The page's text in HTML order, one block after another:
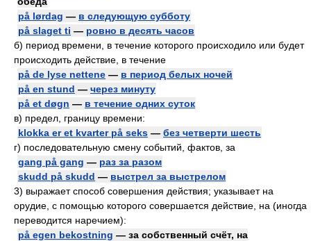
på lørdag — в следующую субботу
på slaget ti — ровно в десять часов
б) период времени, в течение которого происходило или будет
происходить действие, в течение
på de lyse nettene — в период белых ночей
på en stund — через минуту
på et døgn — в течение одних суток
в) предел, границу времени:
klokka er et kvarter på seks — без четверти шесть
г) последовательную смену событий, фактов, за
gang på gang — раз за разом
skudd på skudd — выстрел за выстрелом
3) выражает способ совершения действия; указывает на
орудие, с помощью которого совершается действие, на (иногда
переводится наречием):
på egen bekostning — за собственный счёт, на